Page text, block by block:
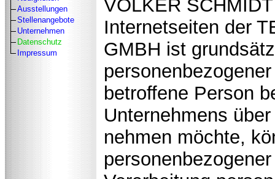
Ausstellungen
Stellenangebote
Unternehmen
Datenschutz
Impressum
VOLKER
Internetseiten der
GMBH ist
betroffene Person
Unternehmens
nehmen möchte,